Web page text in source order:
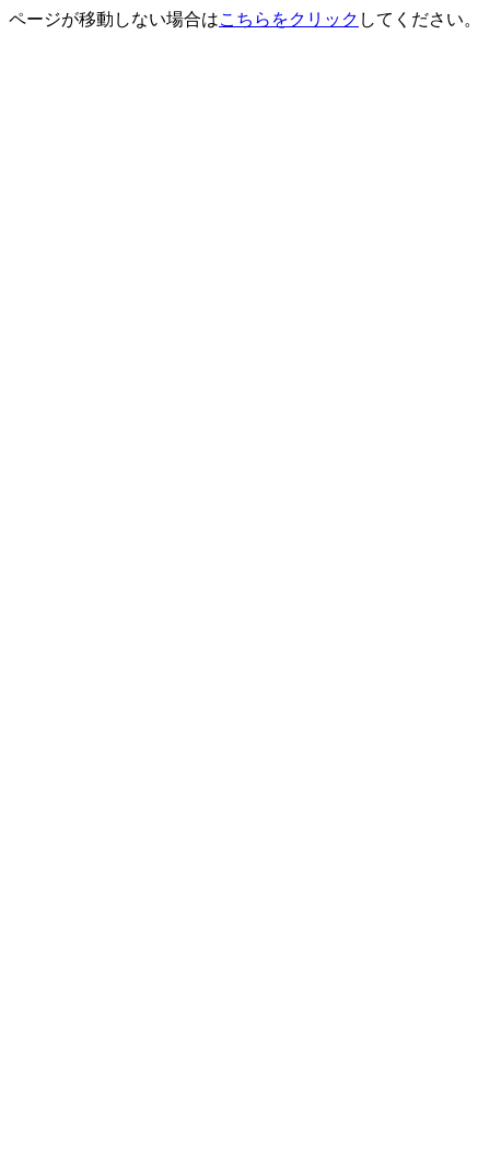
ページが移動しない場合はこちらをクリック してください。